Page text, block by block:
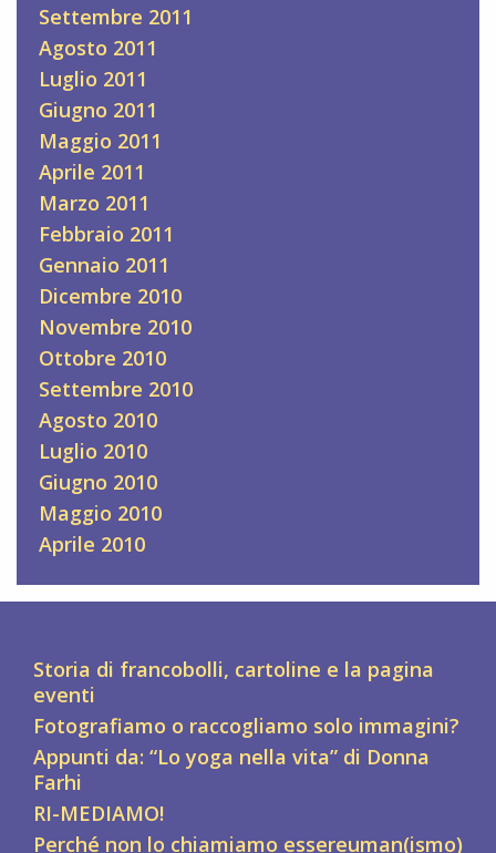
Settembre 2011
Agosto 2011
Luglio 2011
Giugno 2011
Maggio 2011
Aprile 2011
Marzo 2011
Febbraio 2011
Gennaio 2011
Dicembre 2010
Novembre 2010
Ottobre 2010
Settembre 2010
Agosto 2010
Luglio 2010
Giugno 2010
Maggio 2010
Aprile 2010
Storia di francobolli, cartoline e la pagina
eventi
Fotografiamo o raccogliamo solo immagini?
Appunti da: “Lo yoga nella vita” di Donna
Farhi
RI-MEDIAMO!
Perché non lo chiamiamo essereuman(ismo)